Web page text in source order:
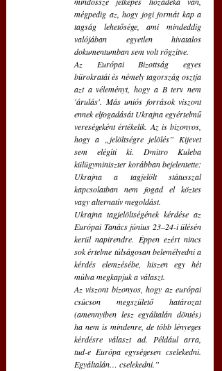
mégpedig az, hogy jogi formát kap a
tagság lehetősége, ami mindeddig
valójában egyetlen hivatalos
dokumentumban sem volt rögzítve.
Az Európai Bizottság egyes
bürokratái és némely tagország osztja
azt a véleményt, hogy a B terv nem
'árulás'. Más uniós források viszont
ennek elfogadását Ukrajna egyértelmű
vereségeként értékelik. Az is bizonyos,
hogy a „jelöltségre jelölés” Kijevet
sem elégíti ki. Dmitro Kuleba
külügyminiszter korábban bejelentette:
Ukrajna a tagjelölt státusszal
kapcsolatban nem fogad el köztes
vagy alternatív megoldást.
Ukrajna tagjelöltségének kérdése az
Európai Tanács június 23–24-i ülésén
kerül napirendre. Éppen ezért nincs
sok értelme túlságosan belemélyedni a
kérdés elemzésébe, hiszen egy hét
múlva megkapjuk a választ.
Az viszont bizonyos, hogy az európai
csúcson megszülető határozat
(amennyiben lesz egyáltalán döntés)
ha nem is mindenre, de több lényeges
kérdésre választ ad. Például arra,
tud-e Európa egységesen cselekedni.
Egyáltalán… cselekedni.”